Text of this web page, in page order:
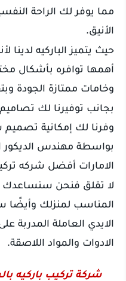
مما يوفر لك الراحة
الأنيق.
حيث يتميز الباركيه
أهمها توافره بأشكال
وخامات ممتازة الجودة
بجانب توفيرنا لك
وفرنا لك إمكانية
بواسطة مهندس
الامارات أفضل شركه
لا تقلق فنحن سنساعدك
المناسب لمنزلك وأيضًا
الايدي العاملة
الادوات والمواد اللاصقة.
شركة تركيب باركيه